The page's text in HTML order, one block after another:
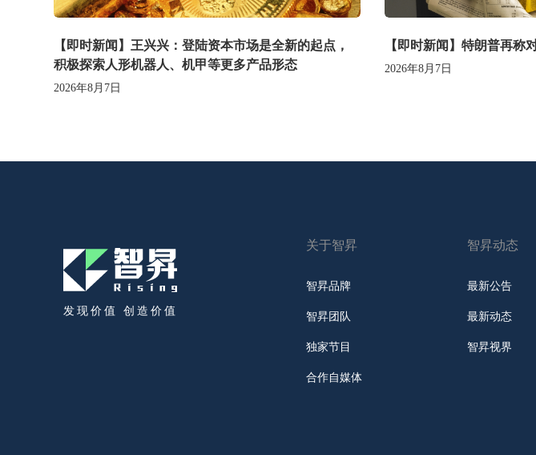
【即时新闻】王兴兴：登陆资本市场是全新的起点，
积极探索人形机器人、机甲等更多产品形态
2026年8月7日
【即时新闻】特朗普再称
2026年8月7日
发现价值 创造价值
关于智昇
智昇品牌
智昇团队
独家节目
合作自媒体
智昇动态
最新公告
最新动态
智昇视界